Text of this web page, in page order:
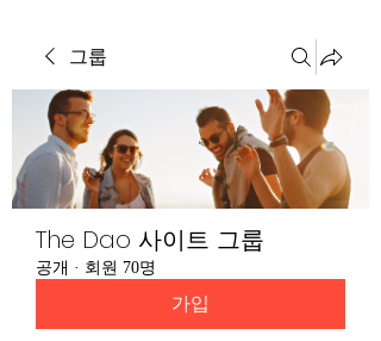
그룹
The Dao 사이트 그룹
공개 · 회원 70명
가입